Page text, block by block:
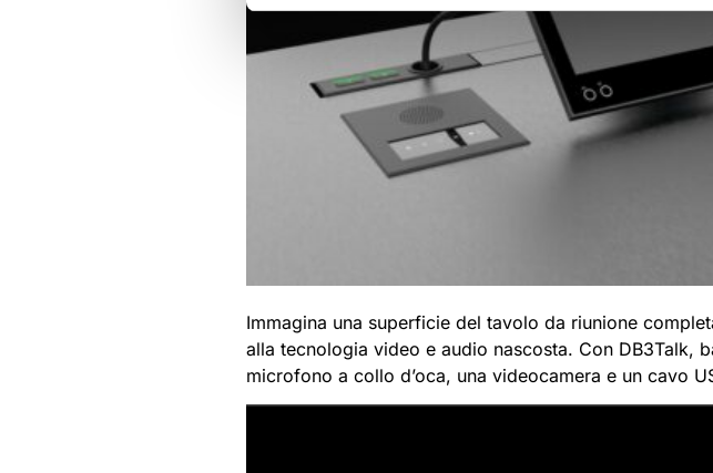
Immagina una superficie del tavolo da riunione
alla tecnologia video e audio nascosta. Con DB3Talk,
microfono a collo d’oca, una videocamera e un cavo